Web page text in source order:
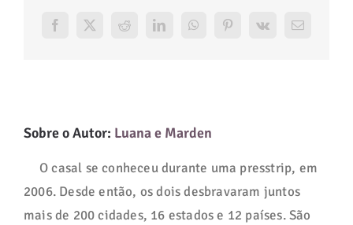
Facebook
X Reddit LinkedInWhatsAppPinterest
Vk
E-
Sobre o Autor: Luana e Marden
O casal se conheceu durante uma presstrip, em
2006. Desde então, os dois desbravaram juntos
mais de 200 cidades, 16 estados e 12 países. São